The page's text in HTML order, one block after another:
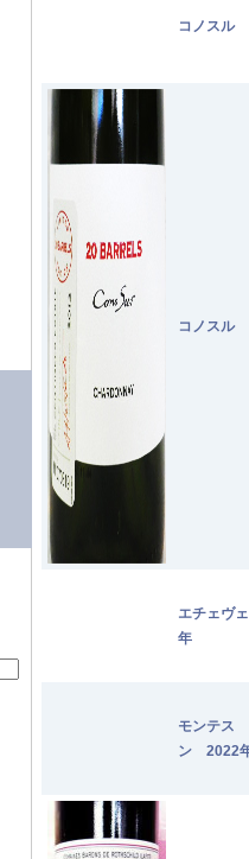
コノスル
コノスル
エチェヴ
年
モンテス
ン 2022